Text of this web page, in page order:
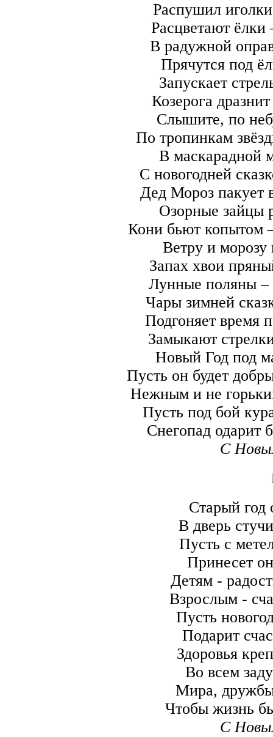
Распушил
Расцветают ёлки
В радужной
Прячутся под
Запускает
Козерога
Слышите, по
По тропинкам
В маскарадной
С новогодней
Дед Мороз пакует
Озорные зайцы
Кони бьют копытом
Ветру и морозу
Запах хвои
Лунные поляны –
Чары зимней
Подгоняет время
Замыкают
Новый Год под
Пусть он будет
Нежным и не
Пусть под бой
Снегопад одарит
С
Старый год
В дверь
Пусть с
Принесет
Детям -
Взрослым -
Пусть
Подарит
Здоровья
Во всем
Мира,
Чтобы жизнь
С